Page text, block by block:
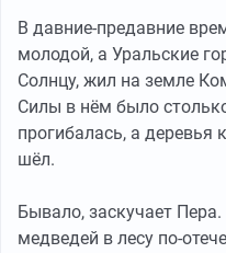
В давние-предавние
молодой, а Уральские
Солнцу, жил на земле
Силы в нём было
прогибалась, а деревья
шёл.
Бывало, заскучает
медведей в лесу по-